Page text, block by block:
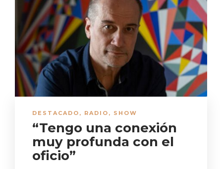
DESTACADO , RADIO , SHOW
“Tengo una conexión
muy profunda con el
oficio”